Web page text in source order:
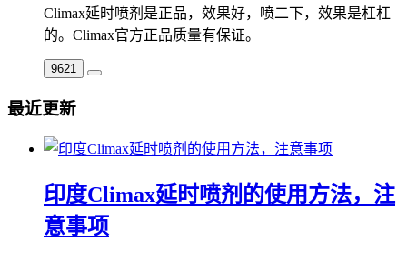
Climax延时喷剂是正品，效果好，喷二下，效果是杠杠
的。Climax官方正品质量有保证。
9621
最近更新
印度Climax延时喷剂的使用方法，注
意事项